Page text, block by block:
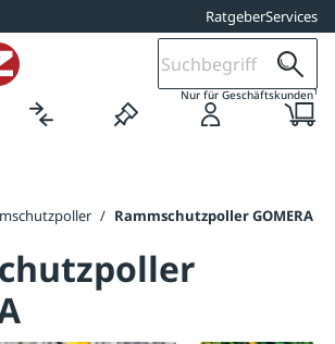
RatgeberServices
Nur für Geschäftskunden1
/ Rammschutzpoller GOMERA